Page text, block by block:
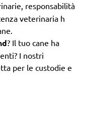
responsabilità
veterinaria h
? Il tuo cane ha
I nostri
per le custodie e